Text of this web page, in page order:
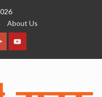
About Us
YouTube